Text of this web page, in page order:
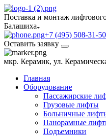
Поставка и монтаж
Балашиха
+7 (495) 508-31-50
Оставить заявку
мкр. Керамик, ул.
Главная
Оборудование
Пассажирские
Грузовые лифты
Больничные
Панорамные
Подъемники